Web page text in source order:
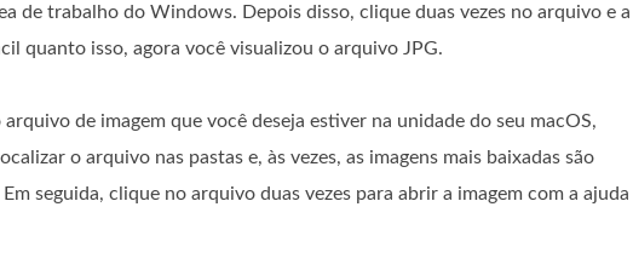
de trabalho do Windows. Depois disso, clique duas vezes no arquivo e a
quanto isso, agora você visualizou o arquivo JPG.
de imagem que você deseja estiver na unidade do seu macOS,
o arquivo nas pastas e, às vezes, as imagens mais baixadas são
seguida, clique no arquivo duas vezes para abrir a imagem com a ajuda